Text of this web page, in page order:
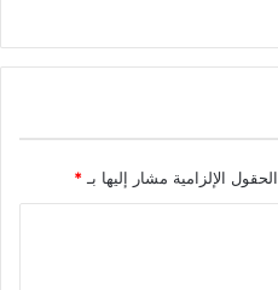
الحقول الإلزامية مشار إليها بـ*